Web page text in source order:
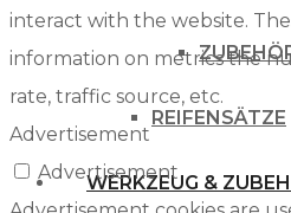
REIFENSÄTZE
WERKZEUG &
interact with the website.
information on metrics the
rate, traffic source, etc.
Advertisement
Advertisement